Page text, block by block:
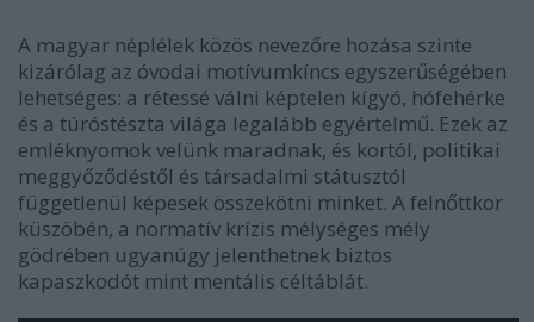
A magyar néplélek közös nevezőre hozása szinte
kizárólag az óvodai motívumkíncs egyszerűségében
lehetséges: a rétessé válni képtelen kígyó, hófehérke
és a túróstészta világa legalább egyértelmű. Ezek az
emléknyomok velünk maradnak, és kortól, politikai
meggyőződéstől és társadalmi státusztól
függetlenül képesek összekötni minket. A felnőttkor
küszöbén, a normatív krízis mélységes mély
gödrében ugyanúgy jelenthetnek biztos
kapaszkodót mint mentális céltáblát.